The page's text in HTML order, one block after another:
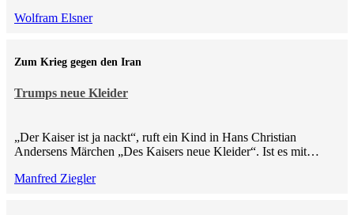
Wolfram Elsner
Trumps neue Kleider
Zum Krieg gegen den Iran
„Der Kaiser ist ja nackt“, ruft ein Kind in Hans Christian
Andersens Märchen „Des Kaisers neue Kleider“. Ist es mit…
Manfred Ziegler